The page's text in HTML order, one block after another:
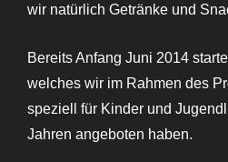
wir natürlich Getränke und
Bereits Anfang Juni 2014
welches wir im Rahmen des
speziell für Kinder und
Jahren angeboten haben.